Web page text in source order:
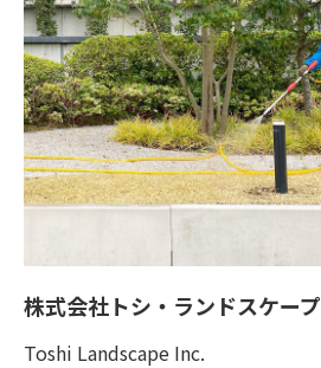
株式会社トシ・ランドスケープ
Toshi Landscape Inc.